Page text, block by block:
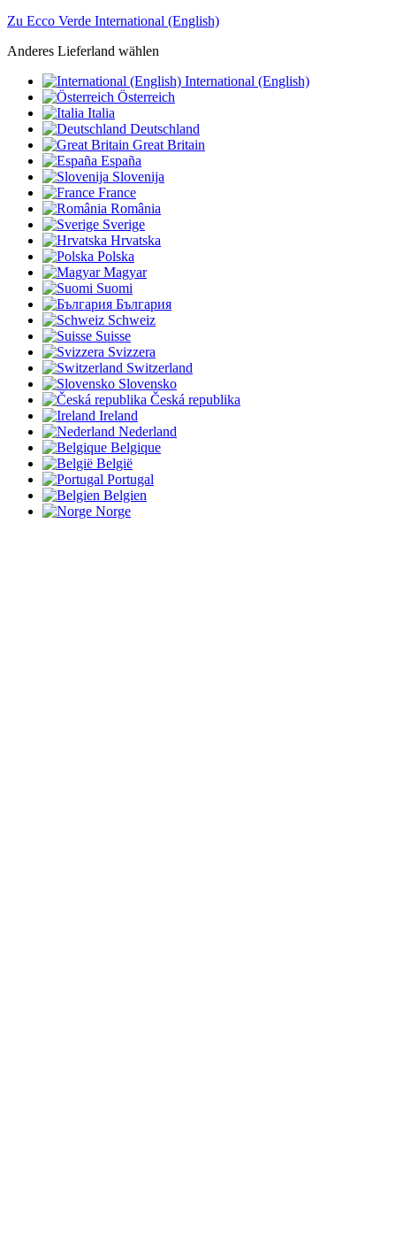
Zu Ecco Verde International (English)
Anderes Lieferland wählen
International (English)
Österreich
Italia
Deutschland
Great Britain
España
Slovenija
France
România
Sverige
Hrvatska
Polska
Magyar
Suomi
България
Schweiz
Suisse
Svizzera
Switzerland
Slovensko
Česká republika
Ireland
Nederland
Belgique
België
Portugal
Belgien
Norge